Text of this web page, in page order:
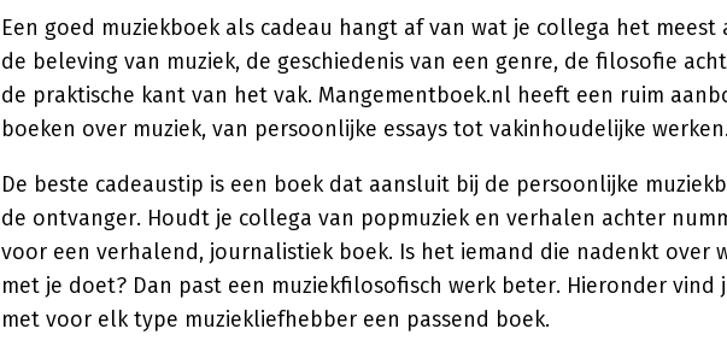
Een goed muziekboek als cadeau hangt af van wat je collega het meest
de beleving van muziek, de geschiedenis van een genre, de filosofie
de praktische kant van het vak. Mangementboek.nl heeft een ruim
boeken over muziek, van persoonlijke essays tot vakinhoudelijke werken.
De beste cadeaustip is een boek dat aansluit bij de persoonlijke
de ontvanger. Houdt je collega van popmuziek en verhalen achter
voor een verhalend, journalistiek boek. Is het iemand die nadenkt over
met je doet? Dan past een muziekfilosofisch werk beter. Hieronder vind
met voor elk type muziekliefhebber een passend boek.